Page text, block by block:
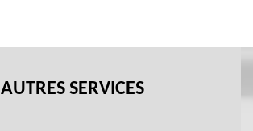
AUTRES SERVICES